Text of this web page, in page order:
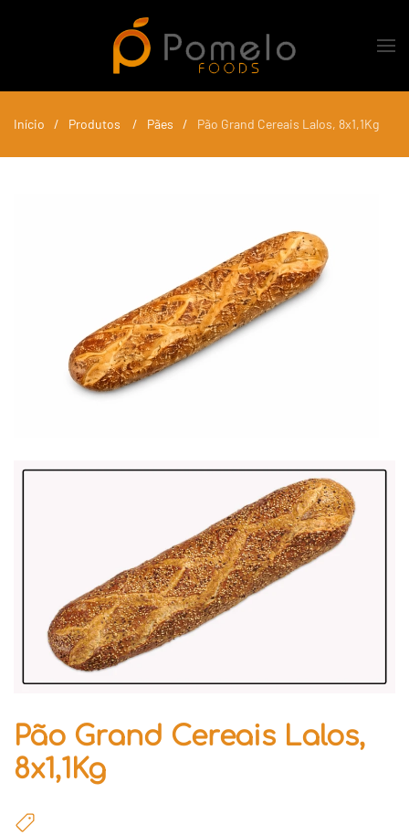
Skip to main content
Início Produtos Pães Pão Grand Cereais Lalos, 8x1,1Kg
Pão Grand Cereais Lalos,
8x1,1Kg